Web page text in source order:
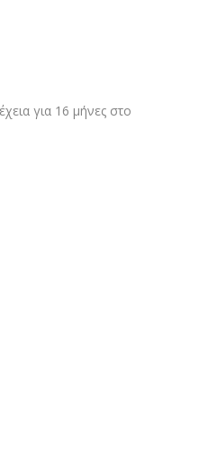
για 16 μήνες στο